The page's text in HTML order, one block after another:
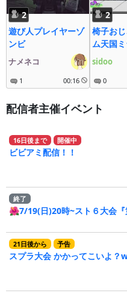
2
遊び人プレイヤーゾ
ンビ
ナメネコ
1 00:16
2
椅子お
ム天国
ーズ in
sidoo
0
配信者主催イベント
16日後まで 開催中
ビビアミ配信！！
終了
🌺7/19(日)20時~スト６大会
21日後から 予告
スプラ大会 かかってこいよ？